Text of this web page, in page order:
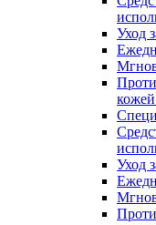
Уход
кожей
Уход